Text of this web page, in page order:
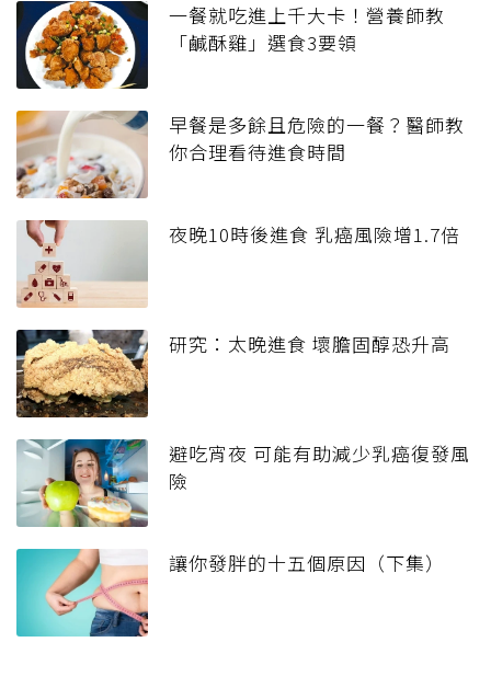
一餐就吃進上千大卡！營養師教
「鹹酥雞」選食3要領
早餐是多餘且危險的一餐？醫師教
你合理看待進食時間
夜晚10時後進食 乳癌風險增1.7倍
研究：太晚進食 壞膽固醇恐升高
避吃宵夜 可能有助減少乳癌復發風
險
讓你發胖的十五個原因（下集）